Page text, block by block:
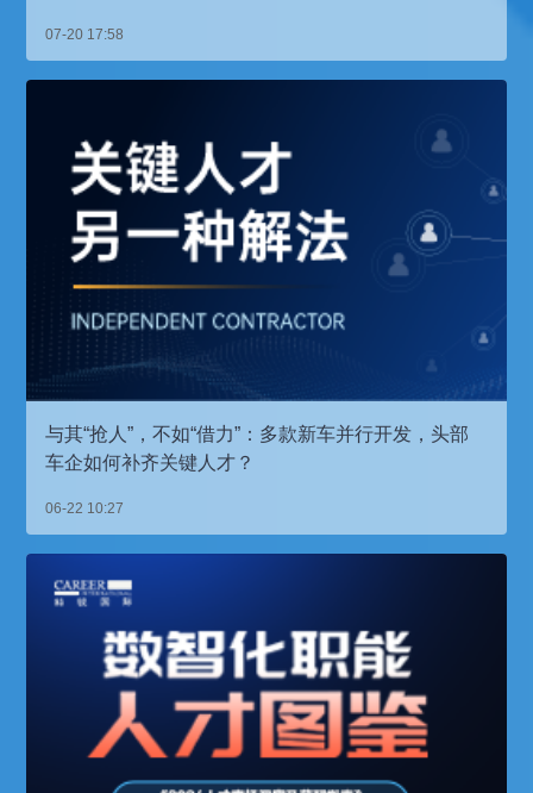
07-20 17:58
与其“抢人”，不如“借力”：多款新车并行开发，头部
车企如何补齐关键人才？
06-22 10:27